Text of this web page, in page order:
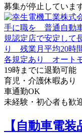
募集が停止していま
19時までに退勤可能
育児・介護休暇あり
車通勤OK
未経験・初心者も歓
【自動車電